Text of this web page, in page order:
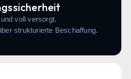
voll versorgt.
strukturierte Beschaffung.